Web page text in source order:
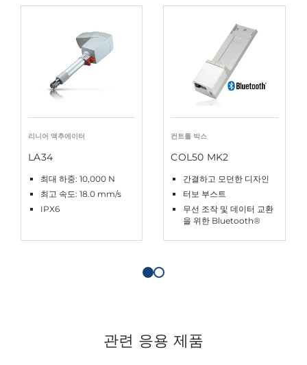
리니어 액추에이터
LA34
최대 하중: 10,000 N
최고 속도: 18.0 mm/s
IPX6
컨트롤 박스
COL50 MK2
간결하고 모던한 디자인
터보 부스트
무선 조작 및 데이터 교환
을 위한 Bluetooth®
관련 응용 제품